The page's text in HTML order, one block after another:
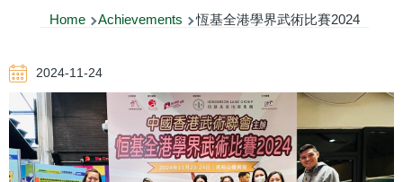
Breadcrumb
Home Achievements 恆基全港學界武術比賽2024
2024-11-24